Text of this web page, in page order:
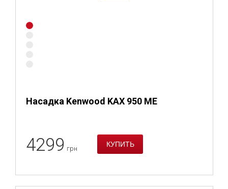
Насадка Kenwood KAX 950 ME
4299 грн